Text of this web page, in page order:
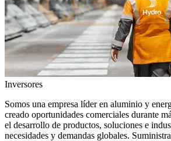
Inversores
Somos una empresa líder en aluminio y
creado oportunidades comerciales durante
el desarrollo de productos, soluciones e
necesidades y demandas globales.